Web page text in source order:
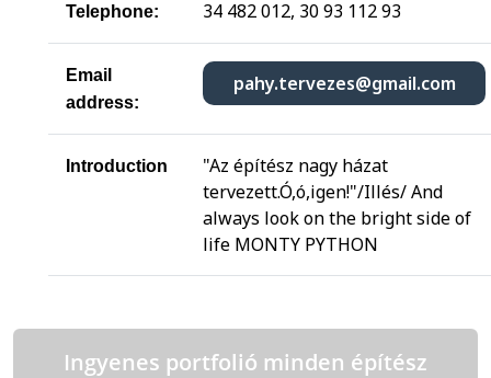
Telephone: 34 482 012, 30 93 112 93
Email
address:
pahy.tervezes@gmail.com
Introduction
"Az építész nagy házat
tervezett.Ó,ó,igen!"/Illés/ And
always look on the bright side of
life MONTY PYTHON
Ingyenes portfolió minden építész